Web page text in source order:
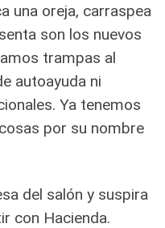
una oreja, carraspea
son los nuevos
trampas al
autoayuda ni
Ya tenemos
por su nombre
del salón y suspira
con Hacienda.